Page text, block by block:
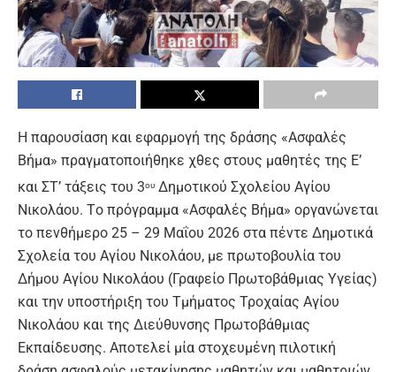
Η παρουσίαση και εφαρμογή της δράσης «Ασφαλές
Βήμα» πραγματοποιήθηκε χθες στους μαθητές της Ε’
και ΣΤ’ τάξεις του 3ου Δημοτικού Σχολείου Αγίου
Νικολάου. Τo πρόγραμμα «Ασφαλές Βήμα» οργανώνεται
το πενθήμερο 25 – 29 Μαΐου 2026 στα πέντε Δημοτικά
Σχολεία του Αγίου Νικολάου, με πρωτοβουλία του
Δήμου Αγίου Νικολάου (Γραφείο Πρωτοβάθμιας Υγείας)
και την υποστήριξη του Τμήματος Τροχαίας Αγίου
Νικολάου και της Διεύθυνσης Πρωτοβάθμιας
Εκπαίδευσης. Αποτελεί μία στοχευμένη πιλοτική